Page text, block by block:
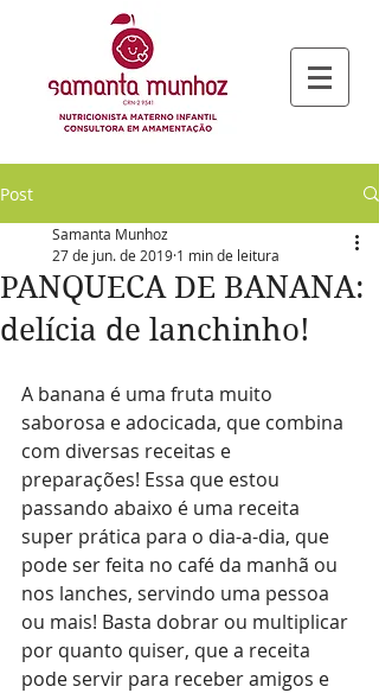
Post
PANQUECA DE BANANA:
delícia de lanchinho!
Samanta Munhoz
27 de jun. de 2019 1 min de leitura
A banana é uma fruta muito
saborosa e adocicada, que combina
com diversas receitas e
preparações! Essa que estou
passando abaixo é uma receita
super prática para o dia-a-dia, que
pode ser feita no café da manhã ou
nos lanches, servindo uma pessoa
ou mais! Basta dobrar ou multiplicar
por quanto quiser, que a receita
pode servir para receber amigos e